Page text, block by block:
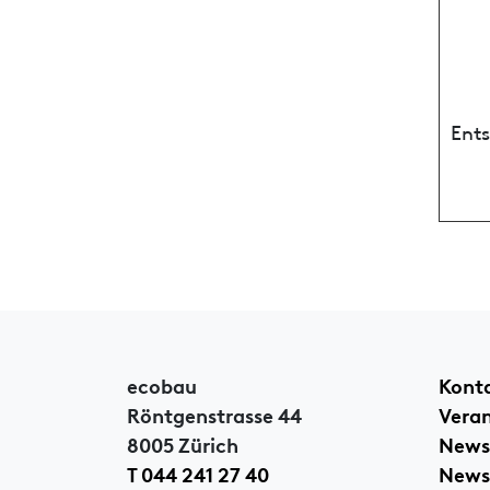
ecobau
Röntgenstrasse 44
8005 Zürich
T 044 241 27 40
News